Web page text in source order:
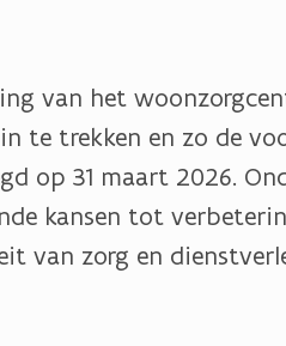
van het
te trekken en zo de
op 31 maart 2026.
kansen tot
van zorg en